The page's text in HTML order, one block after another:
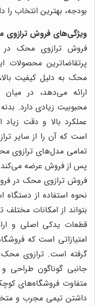
بودجه، بهترین انتخاب را
ویژگی‌های فروش ترازوی
فروش ترازوی محک در
پرتقاضاترین محصولات
محک به دلیل کیفیت
ارائه می‌دهد، در
محبوبیت زیادی دارد.
عملکرد بالا و دقت
است که آن را از سایر
تمامی مدل‌های ترازوی
پس از فروش عرضه می‌کند
فروش ترازوی محک در
نحوه استفاده از دستگاه
بتواند از امکانات مختلف
قطعات یدکی اصلی و
امتیازاتی است که
گرفته است. ترازوی
جانبی گوناگون طراحی
متفاوت فروشگاه‌های
داشتن تیمی مجرب و